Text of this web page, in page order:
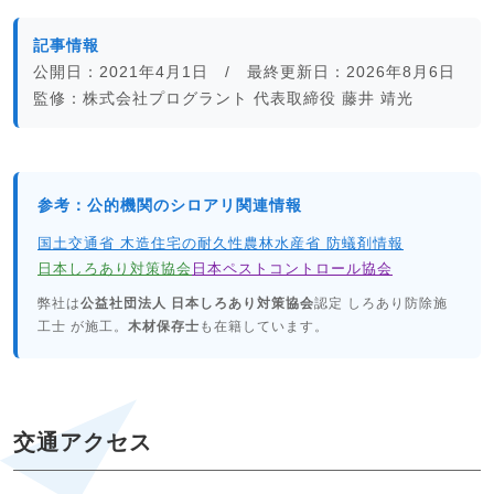
記事情報
公開日：2021年4月1日 / 最終更新日：2026年8月6日
監修：株式会社プログラント 代表取締役 藤井 靖光
参考：公的機関のシロアリ関連情報
国土交通省 木造住宅の耐久性 農林水産省 防蟻剤情報
日本しろあり対策協会 日本ペストコントロール協会
弊社は公益社団法人 日本しろあり対策協会認定 しろあり防除施
工士 が施工。 木材保存士 も在籍しています。
交通アクセス